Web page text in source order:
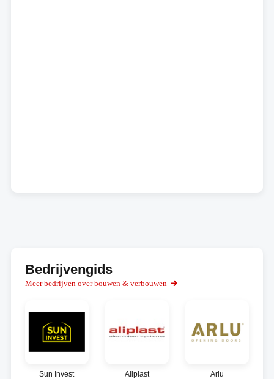
Bedrijvengids
Meer bedrijven over bouwen & verbouwen
Sun Invest Aliplast Arlu